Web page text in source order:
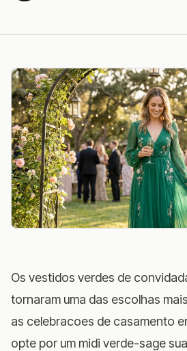
Os vestidos verdes de
tornaram uma das escolhas
as celebracoes de casamento
opte por um midi verde-sage